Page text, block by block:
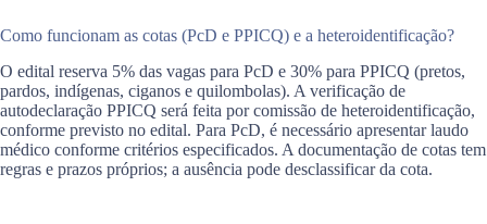
Como funcionam as cotas (PcD e PPICQ) e a heteroidentificação?
O edital reserva 5% das vagas para PcD e 30% para PPICQ (pretos,
pardos, indígenas, ciganos e quilombolas). A verificação de
autodeclaração PPICQ será feita por comissão de heteroidentificação,
conforme previsto no edital. Para PcD, é necessário apresentar laudo
médico conforme critérios especificados. A documentação de cotas tem
regras e prazos próprios; a ausência pode desclassificar da cota.